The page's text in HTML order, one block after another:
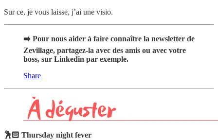
Sur ce, je vous laisse, j’ai une visio.
➡️ Pour nous aider à faire connaître la newsletter de
Zevillage, partagez-la avec des amis ou avec votre
boss, sur Linkedin par exemple.
Share
🕺🏻 Thursday night fever